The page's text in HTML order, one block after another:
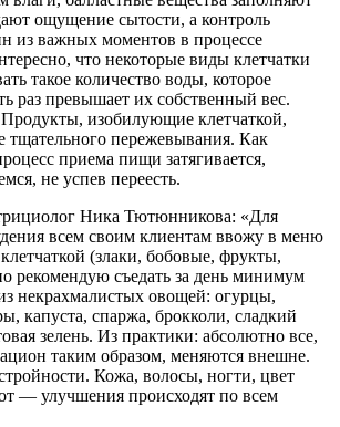
ощущение сытости, а контроль
из важных моментов в процессе
что некоторые виды клетчатки
такое количество воды, которое
раз превышает их собственный вес.
Продукты, изобилующие клетчаткой,
тщательного пережевывания. Как
приема пищи затягивается,
не успев переесть.
Ника Тютюнникова: «Для
всем своим клиентам ввожу в меню
(злаки, бобовые, фрукты,
рекомендую съедать за день минимум
некрахмалистых овощей: огурцы,
капуста, спаржа, брокколи, сладкий
зелень. Из практики: абсолютно все,
таким образом, меняются внешне.
Кожа, волосы, ногти, цвет
— улучшения происходят по всем